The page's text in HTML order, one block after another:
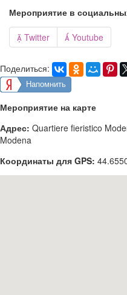
Мероприятие в
 Twitter  Youtube
Поделиться:
Напомнить
Мероприятие на карте
Адрес: Quartiere fieristico
Modena
Координаты для GPS: